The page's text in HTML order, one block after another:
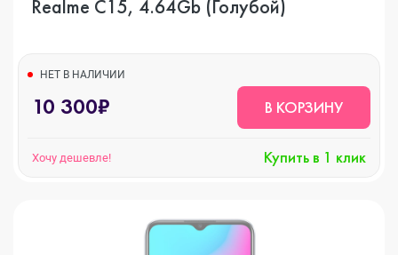
Realme C15, 4.64Gb (Голубой)
НЕТ В НАЛИЧИИ
10 300₽ В КОРЗИНУ
Хочу дешевле! Купить в 1 клик